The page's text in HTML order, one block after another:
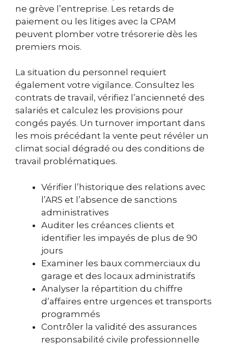
ne grève l’entreprise. Les retards de
paiement ou les litiges avec la CPAM
peuvent plomber votre trésorerie dès les
premiers mois.
La situation du personnel requiert
également votre vigilance. Consultez les
contrats de travail, vérifiez l’ancienneté des
salariés et calculez les provisions pour
congés payés. Un turnover important dans
les mois précédant la vente peut révéler un
climat social dégradé ou des conditions de
travail problématiques.
Vérifier l’historique des relations avec
l’ARS et l’absence de sanctions
administratives
Auditer les créances clients et
identifier les impayés de plus de 90
jours
Examiner les baux commerciaux du
garage et des locaux administratifs
Analyser la répartition du chiffre
d’affaires entre urgences et transports
programmés
Contrôler la validité des assurances
responsabilité civile professionnelle